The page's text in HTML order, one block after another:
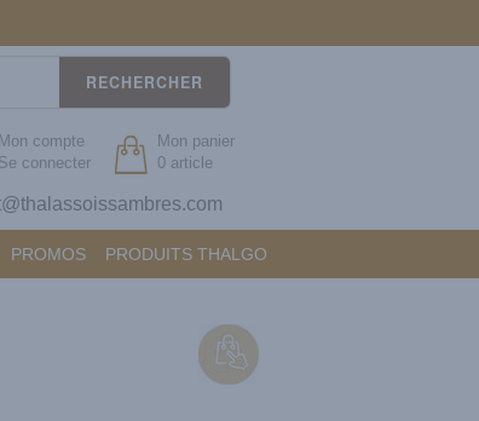
PROMOS PRODUITS THALGO
RECHERCHER
Mon compte
Se connecter
Mon panier
0 article